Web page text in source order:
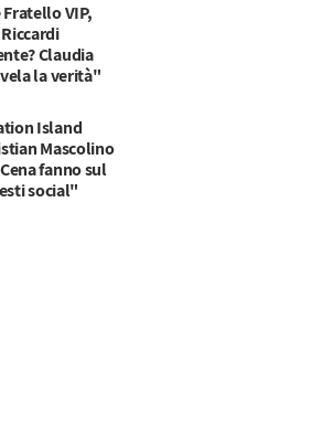
VIP,
Claudia
la verità"
Island
Mascolino
fanno sul
social"